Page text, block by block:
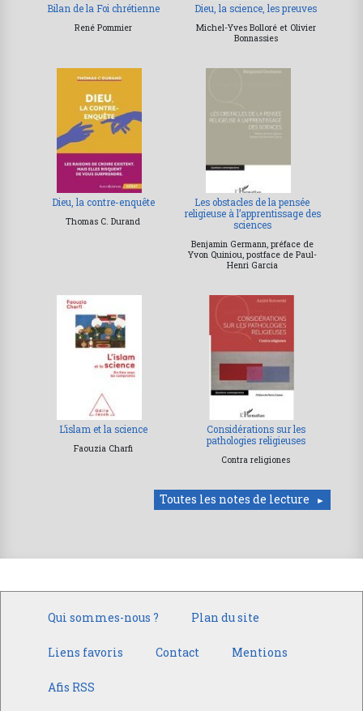
Bilan de la Foi chrétienne
René Pommier
Dieu, la science, les preuves
Michel-Yves Bolloré et Olivier
Bonnassies
Dieu, la contre-enquête
Thomas C. Durand
Les obstacles de la pensée
religieuse à l’apprentissage des
sciences
Benjamin Germann, préface de
Yvon Quiniou, postface de Paul-
Henri Garcia
L’islam et la science
Faouzia Charfi
Considérations sur les
pathologies religieuses
Contra religiones
Toutes les notes de lecture
Qui sommes-nous ? Plan du site
Liens favoris Contact Mentions
Afis RSS